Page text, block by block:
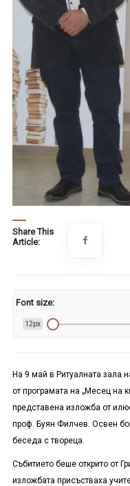
Share This
Article:
Font size:
12px
На 9 май в Ритуалната зала
от програмата на „Месец на
представена изложба от
проф. Буян Филчев. Освен
беседа с твореца.
Събитието беше открито от
изложбата присъстваха